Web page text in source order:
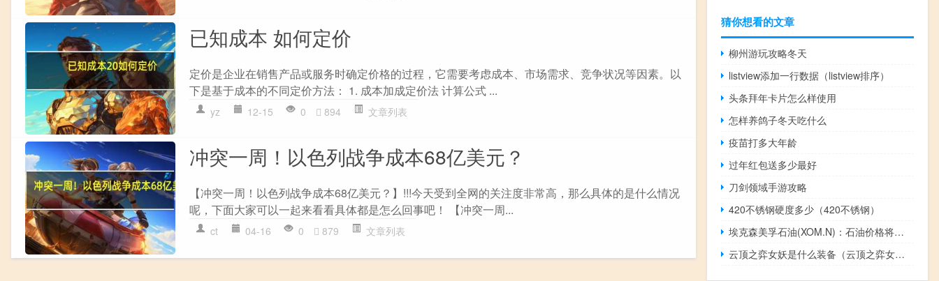
已知成本 如何定价
定价是企业在销售产品或服务时确定价格的过程，它需要考虑成本、市场需求、竞争状况等因素。以
下是基于成本的不同定价方法： 1. 成本加成定价法 计算公式 ...
yz 12-15 0 894 文章列表
冲突一周！以色列战争成本68亿美元？
【冲突一周！以色列战争成本68亿美元？】!!!今天受到全网的关注度非常高，那么具体的是什么情况
呢，下面大家可以一起来看看具体都是怎么回事吧！ 【冲突一周...
ct 04-16 0 879 文章列表
猜你想看的文章
柳州游玩攻略冬天
listview添加一行数据（listview排序）
头条拜年卡片怎么样使用
怎样养鸽子冬天吃什么
疫苗打多大年龄
过年红包送多少最好
刀剑领域手游攻略
420不锈钢硬度多少（420不锈钢）
埃克森美孚石油(XOM.N)：石油价格将在供应仍然紧张的情况下“波动”
云顶之弈女妖是什么装备（云顶之弈女妖装备效果）